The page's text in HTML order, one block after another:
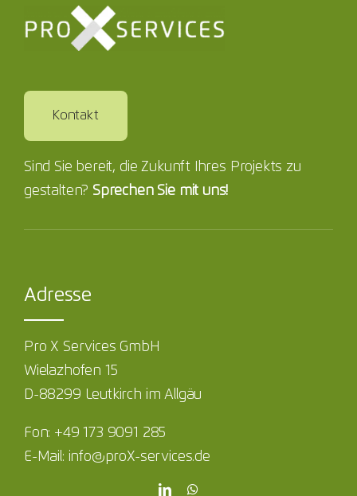
Kontakt
Sind Sie bereit, die Zukunft Ihres Projekts zu
gestalten? Sprechen Sie mit uns!
Adresse
Pro X Services GmbH
Wielazhofen 15
D-88299 Leutkirch im Allgäu
Fon: +49 173 9091 285
E-Mail: info@proX-services.de